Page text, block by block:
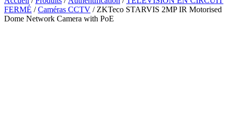
FERMÉ /Caméras CCTV / ZKTeco STARVIS 2MP IR Motorised
Dome Network Camera with PoE